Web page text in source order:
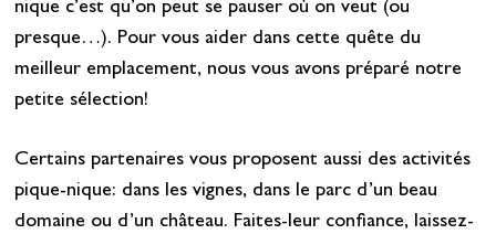
nique c’est qu’on peut se pauser où on veut (ou
presque…). Pour vous aider dans cette quête du
meilleur emplacement, nous vous avons préparé notre
petite sélection!
Certains partenaires vous proposent aussi des activités
pique-nique: dans les vignes, dans le parc d’un beau
domaine ou d’un château. Faites-leur confiance, laissez-